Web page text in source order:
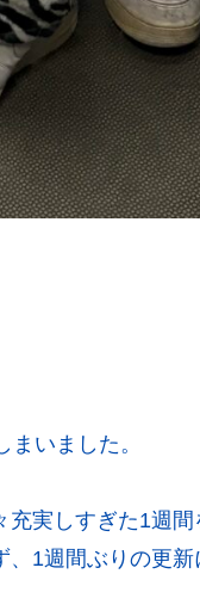
いました。
実しすぎた1週
1週間ぶりの更